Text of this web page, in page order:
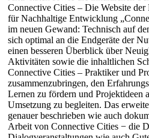
Connective Cities – Die Website
für Nachhaltige Entwicklung
im neuen Gewand: Technisch auf
sich optimal an die Endgeräte der
einen besseren Überblick über
Aktivitäten sowie die inhaltlichen
Connective Cities – Praktiker und
zusammenzubringen, den
Lernen zu fördern und Projektideen
Umsetzung zu begleiten. Das
genauer beschrieben wie auch
Arbeit von Connective Cities − die